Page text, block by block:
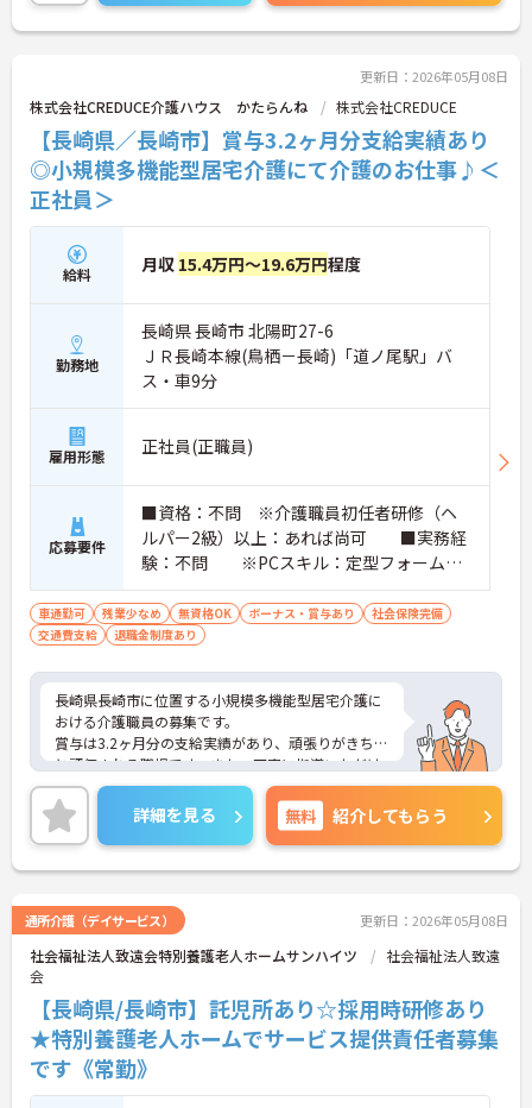
更新日：2026年05月08日
株式会社CREDUCE介護ハウス かたらんね 株式会社CREDUCE
【長崎県／長崎市】賞与3.2ヶ月分支給実績あり
◎小規模多機能型居宅介護にて介護のお仕事♪＜
正社員＞
給料 月収 15.4万円～19.6万円程度
勤務地
長崎県 長崎市 北陽町27-6
ＪＲ長崎本線(鳥栖－長崎)「道ノ尾駅」バ
ス・車9分
雇用形態 正社員(正職員)
応募要件
■資格：不問 ※介護職員初任者研修（ヘ
ルパー2級）以上：あれば尚可 ■実務経
験：不問 ※PCスキル：定型フォームへ
の入力程度 ■普通自動車運転免許（AT
限定可）：あれば尚可
車通勤可 残業少なめ 無資格OK ボーナス・賞与あり
社会保険完備
交通費支給
退職金制度あり
長崎県長崎市に位置する小規模多機能型居宅介護に
おける介護職員の募集です。
賞与は3.2ヶ月分の支給実績があり、頑張りがきちん
と評価される職場です。また、丁寧に指導いただけ
るので、業務に不安がある方でも安心してご勤務い
ただけます。
ご興味のある方には、面接対策ポイントなど、さら
に詳細をお話しいたしますのでお気軽にご相談くだ
さい！
詳細を見る 無料 紹介してもらう
通所介護（デイサービス） 更新日：2026年05月08日
社会福祉法人致遠会特別養護老人ホームサンハイツ
社会福祉法人致遠
会
【長崎県/長崎市】託児所あり☆採用時研修あり
★特別養護老人ホームでサービス提供責任者募集
です《常勤》